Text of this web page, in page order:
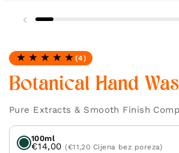
Ocjena: 5.0 od 5
(4)
Botanical Hand
Pure Extracts & Smooth Finish
100ml
€14,00(€11,20 Cijena bez poreza)